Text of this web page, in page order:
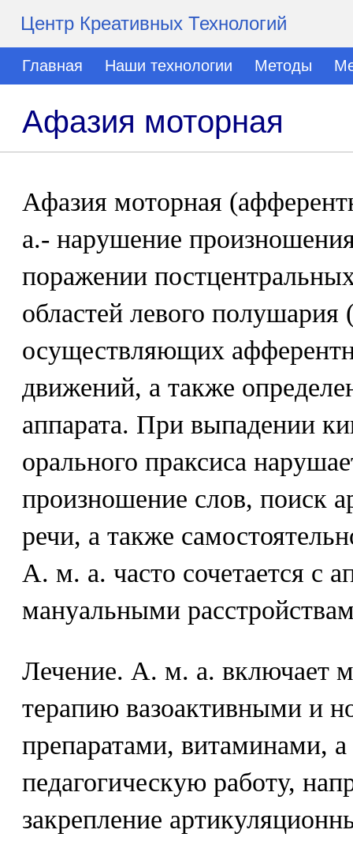
Центр Креативных Технологий
Главная Наши технологии Методы
Афазия моторная
Афазия моторная
а.- нарушение
поражении
областей левого
осуществляющих
движений, а также
аппарата. При выпадении
орального праксиса
произношение слов, поиск
речи, а также
А. м. а. часто сочетается с
мануальными
Лечение. А. м. а. включает
терапию вазоактивными и
препаратами, витаминами,
педагогическую работу,
закрепление